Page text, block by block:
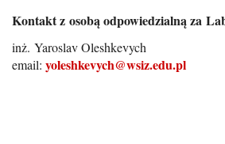
Kontakt z osobą odpowiedzialną za
inż. Yaroslav Oleshkevych
email: yoleshkevych@wsiz.edu.pl